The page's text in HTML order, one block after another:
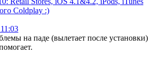
Coldplay :)
на паде (вылетает после установки)